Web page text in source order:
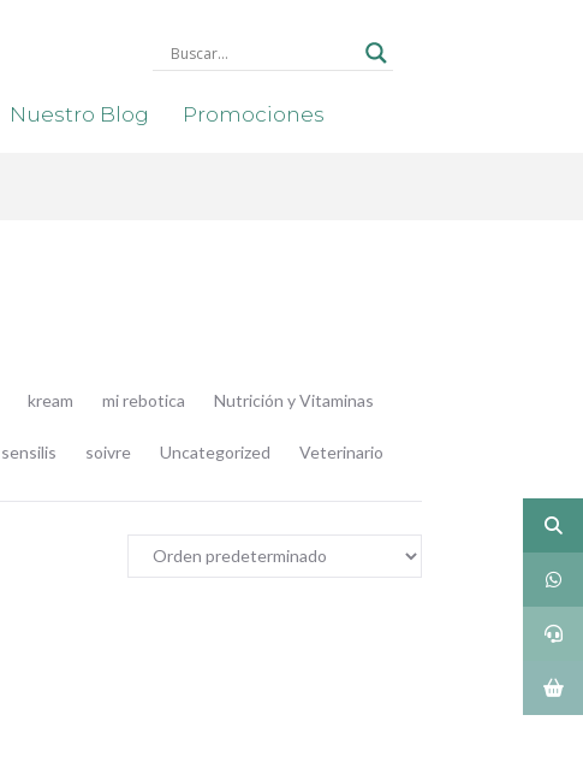
Nuestro Blog Promociones
kream mi rebotica Nutrición y Vitaminas
sensilis soivre Uncategorized Veterinario